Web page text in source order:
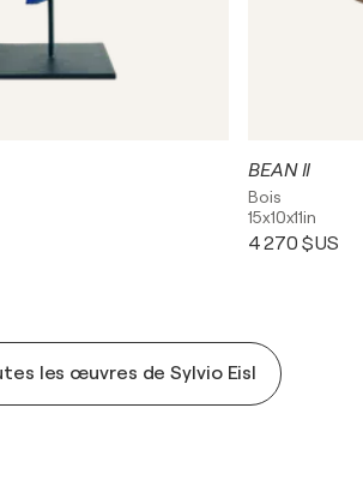
BEAN II
Bois
15x10x11in
4 270 $US
les œuvres de Sylvio Eisl